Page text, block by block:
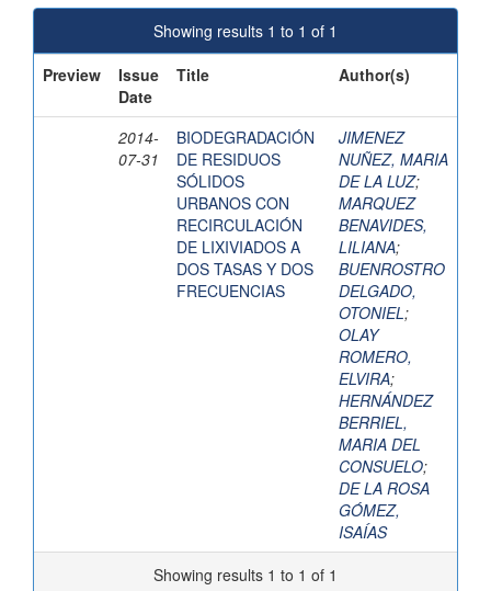
Showing results 1 to 1 of 1
Preview
Issue
Date
Title Author(s)
2014-
07-31
BIODEGRADACIÓN
DE RESIDUOS
SÓLIDOS
URBANOS CON
RECIRCULACIÓN
DE LIXIVIADOS A
DOS TASAS Y DOS
FRECUENCIAS
JIMENEZ
NUÑEZ, MARIA
DE LA LUZ;
MARQUEZ
BENAVIDES,
LILIANA;
BUENROSTRO
DELGADO,
OTONIEL;
OLAY
ROMERO,
ELVIRA;
HERNÁNDEZ
BERRIEL,
MARIA DEL
CONSUELO;
DE LA ROSA
GÓMEZ,
ISAÍAS
Showing results 1 to 1 of 1